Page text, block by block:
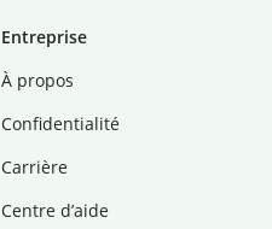
Entreprise
À propos
Confidentialité
Carrière
Centre d’aide